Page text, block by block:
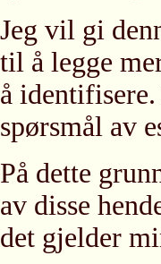
Jeg vil gi
til å legge
å
spørsmål av
På dette
av disse
det gjelder